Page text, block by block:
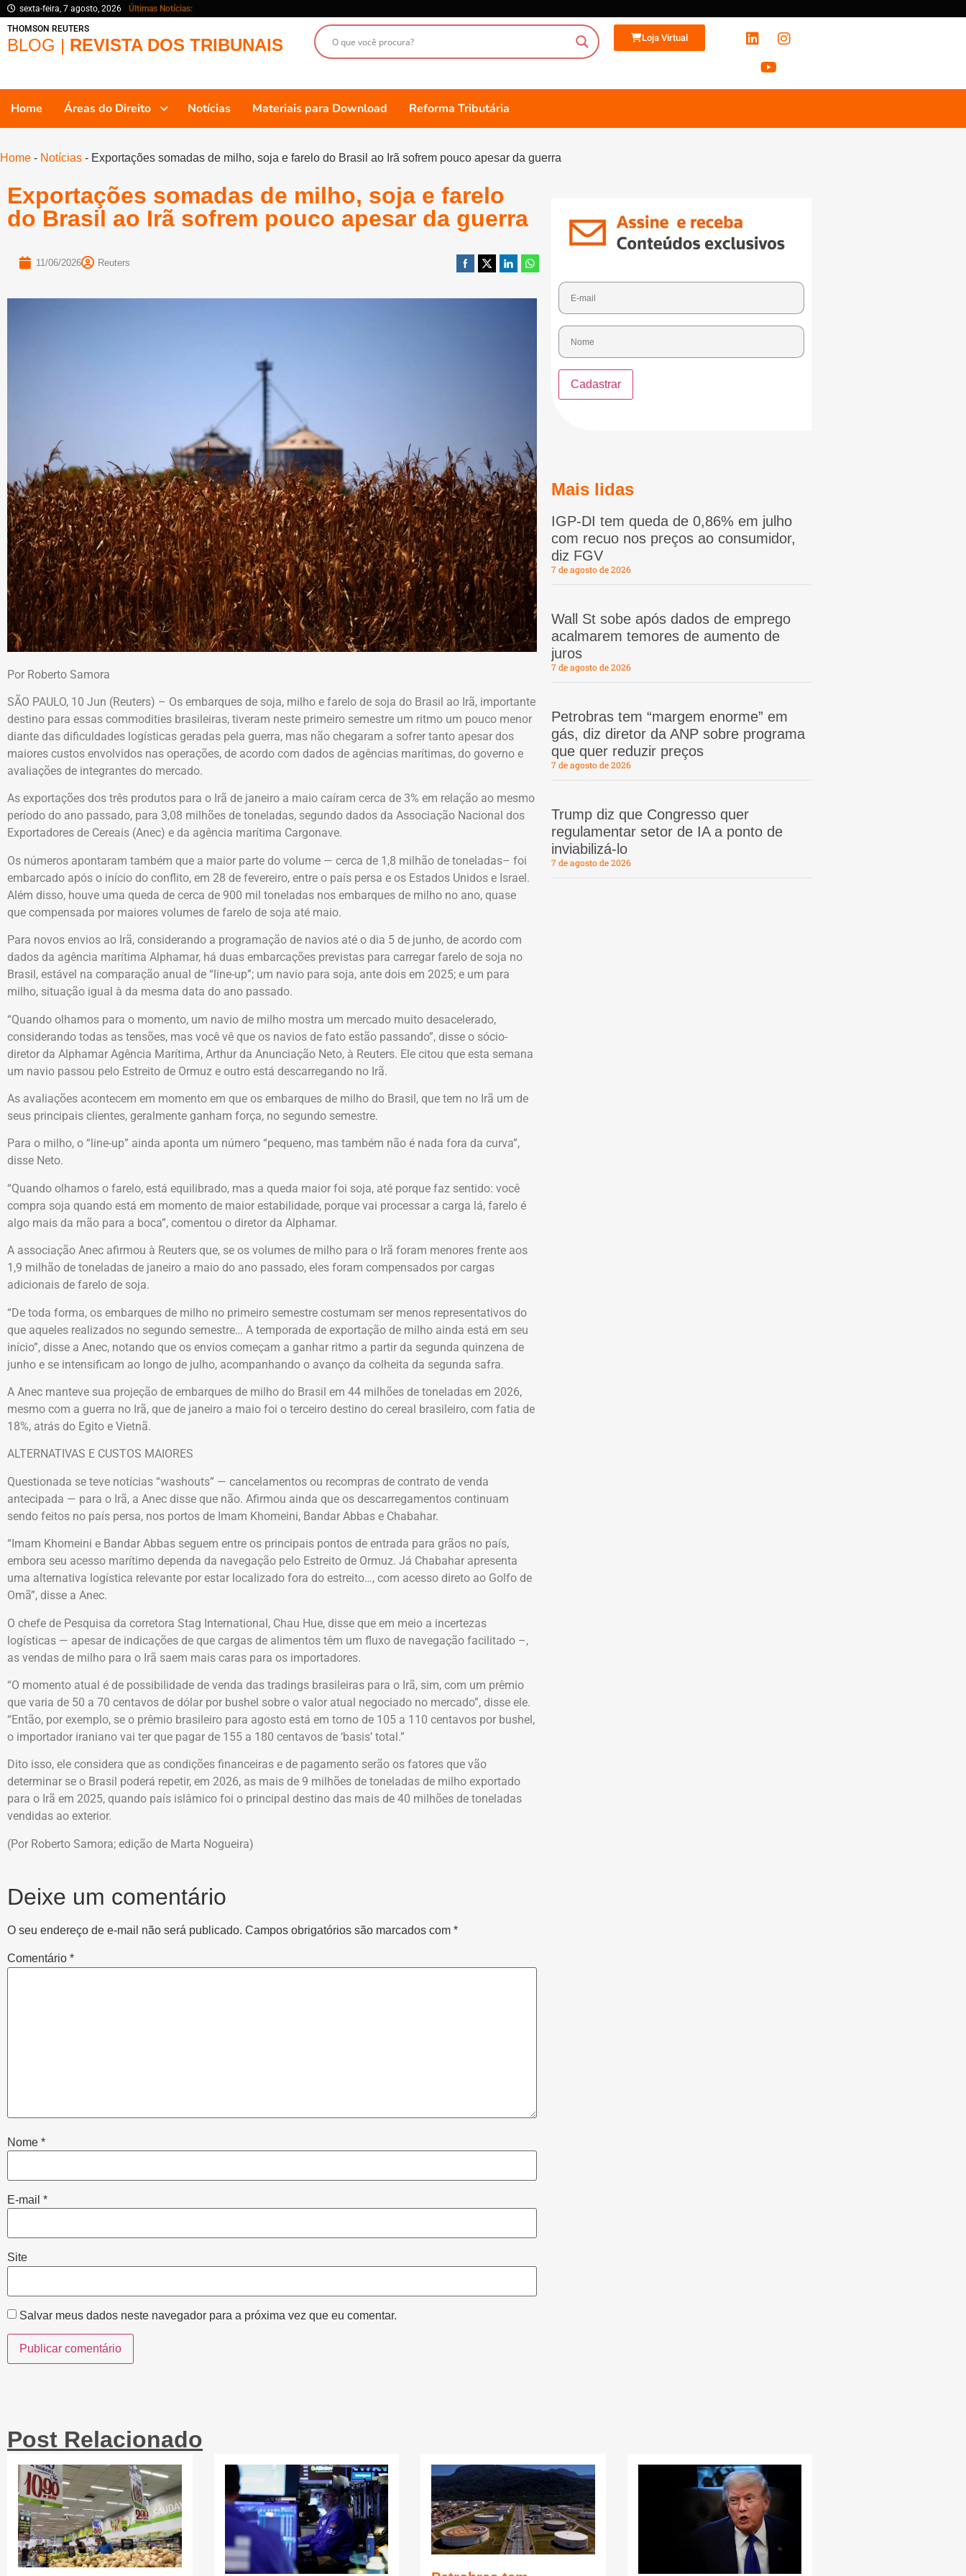
sexta-feira, 7 agosto, 2026
Últimas Notícias:
THOMSON REUTERS
BLOG | REVISTA DOS TRIBUNAIS Loja Virtual
Home Áreas do Direito Notícias Materiais para Download Reforma Tributária
Home - Notícias - Exportações somadas de milho, soja e farelo do Brasil ao Irã sofrem pouco apesar da guerra
Exportações somadas de milho, soja e farelo
do Brasil ao Irã sofrem pouco apesar da guerra
11/06/2026 Reuters
Por Roberto Samora
SÃO PAULO, 10 Jun (Reuters) – Os embarques de soja, milho e farelo de soja do Brasil ao Irã, importante
destino para essas commodities brasileiras, tiveram neste primeiro semestre um ritmo um pouco menor
diante das dificuldades logísticas geradas pela guerra, mas não chegaram a sofrer tanto apesar dos
maiores custos envolvidos nas operações, de acordo com dados de agências marítimas, do governo e
avaliações de integrantes do mercado.
As exportações dos três produtos para o Irã de janeiro a maio caíram cerca de 3% em relação ao mesmo
período do ano passado, para 3,08 milhões de toneladas, segundo dados da Associação Nacional dos
Exportadores de Cereais (Anec) e da agência marítima Cargonave.
Os números apontaram também que a maior parte do volume — cerca de 1,8 milhão de toneladas– foi
embarcado após o início do conflito, em 28 de fevereiro, entre o país persa e os Estados Unidos e Israel.
Além disso, houve uma queda de cerca de 900 mil toneladas nos embarques de milho no ano, quase
que compensada por maiores volumes de farelo de soja até maio.
Para novos envios ao Irã, considerando a programação de navios até o dia 5 de junho, de acordo com
dados da agência marítima Alphamar, há duas embarcações previstas para carregar farelo de soja no
Brasil, estável na comparação anual de “line-up”; um navio para soja, ante dois em 2025; e um para
milho, situação igual à da mesma data do ano passado.
“Quando olhamos para o momento, um navio de milho mostra um mercado muito desacelerado,
considerando todas as tensões, mas você vê que os navios de fato estão passando”, disse o sócio-
diretor da Alphamar Agência Marítima, Arthur da Anunciação Neto, à Reuters. Ele citou que esta semana
um navio passou pelo Estreito de Ormuz e outro está descarregando no Irã.
As avaliações acontecem em momento em que os embarques de milho do Brasil, que tem no Irã um de
seus principais clientes, geralmente ganham força, no segundo semestre.
Para o milho, o “line-up” ainda aponta um número “pequeno, mas também não é nada fora da curva”,
disse Neto.
“Quando olhamos o farelo, está equilibrado, mas a queda maior foi soja, até porque faz sentido: você
compra soja quando está em momento de maior estabilidade, porque vai processar a carga lá, farelo é
algo mais da mão para a boca”, comentou o diretor da Alphamar.
A associação Anec afirmou à Reuters que, se os volumes de milho para o Irã foram menores frente aos
1,9 milhão de toneladas de janeiro a maio do ano passado, eles foram compensados por cargas
adicionais de farelo de soja.
“De toda forma, os embarques de milho no primeiro semestre costumam ser menos representativos do
que aqueles realizados no segundo semestre… A temporada de exportação de milho ainda está em seu
início”, disse a Anec, notando que os envios começam a ganhar ritmo a partir da segunda quinzena de
junho e se intensificam ao longo de julho, acompanhando o avanço da colheita da segunda safra.
A Anec manteve sua projeção de embarques de milho do Brasil em 44 milhões de toneladas em 2026,
mesmo com a guerra no Irã, que de janeiro a maio foi o terceiro destino do cereal brasileiro, com fatia de
18%, atrás do Egito e Vietnã.
ALTERNATIVAS E CUSTOS MAIORES
Questionada se teve notícias “washouts” — cancelamentos ou recompras de contrato de venda
antecipada — para o Irã, a Anec disse que não. Afirmou ainda que os descarregamentos continuam
sendo feitos no país persa, nos portos de Imam Khomeini, Bandar Abbas e Chabahar.
“Imam Khomeini e Bandar Abbas seguem entre os principais pontos de entrada para grãos no país,
embora seu acesso marítimo dependa da navegação pelo Estreito de Ormuz. Já Chabahar apresenta
uma alternativa logística relevante por estar localizado fora do estreito…, com acesso direto ao Golfo de
Omã”, disse a Anec.
O chefe de Pesquisa da corretora Stag International, Chau Hue, disse que em meio a incertezas
logísticas — apesar de indicações de que cargas de alimentos têm um fluxo de navegação facilitado –,
as vendas de milho para o Irã saem mais caras para os importadores.
“O momento atual é de possibilidade de venda das tradings brasileiras para o Irã, sim, com um prêmio
que varia de 50 a 70 centavos de dólar por bushel sobre o valor atual negociado no mercado”, disse ele.
“Então, por exemplo, se o prêmio brasileiro para agosto está em torno de 105 a 110 centavos por bushel,
o importador iraniano vai ter que pagar de 155 a 180 centavos de ‘basis’ total.”
Dito isso, ele considera que as condições financeiras e de pagamento serão os fatores que vão
determinar se o Brasil poderá repetir, em 2026, as mais de 9 milhões de toneladas de milho exportado
para o Irã em 2025, quando país islâmico foi o principal destino das mais de 40 milhões de toneladas
vendidas ao exterior.
(Por Roberto Samora; edição de Marta Nogueira)
Deixe um comentário
O seu endereço de e-mail não será publicado. Campos obrigatórios são marcados com *
Comentário *
Nome *
E-mail *
Site
Salvar meus dados neste navegador para a próxima vez que eu comentar.
Mais lidas
IGP-DI tem queda de 0,86% em julho
com recuo nos preços ao consumidor,
diz FGV
7 de agosto de 2026
Wall St sobe após dados de emprego
acalmarem temores de aumento de
juros
7 de agosto de 2026
Petrobras tem “margem enorme” em
gás, diz diretor da ANP sobre programa
que quer reduzir preços
7 de agosto de 2026
Trump diz que Congresso quer
regulamentar setor de IA a ponto de
inviabilizá-lo
7 de agosto de 2026
Post Relacionado